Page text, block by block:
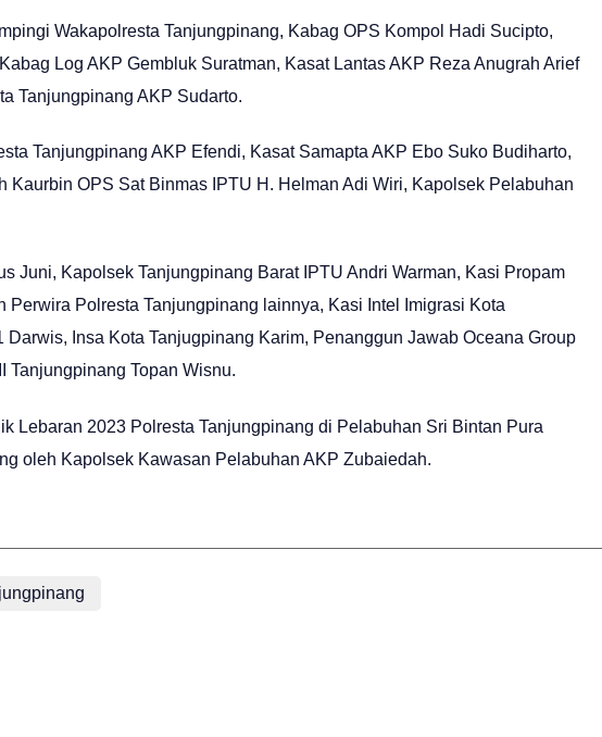
Wakapolresta Tanjungpinang, Kabag OPS Kompol Hadi Sucipto,
Log AKP Gembluk Suratman, Kasat Lantas AKP Reza Anugrah Arief
Tanjungpinang AKP Sudarto.
Tanjungpinang AKP Efendi, Kasat Samapta AKP Ebo Suko Budiharto,
Kaurbin OPS Sat Binmas IPTU H. Helman Adi Wiri, Kapolsek Pelabuhan
Juni, Kapolsek Tanjungpinang Barat IPTU Andri Warman, Kasi Propam
Perwira Polresta Tanjungpinang lainnya, Kasi Intel Imigrasi Kota
Insa Kota Tanjugpinang Karim, Penanggun Jawab Oceana Group
Tanjungpinang Topan Wisnu.
Lebaran 2023 Polresta Tanjungpinang di Pelabuhan Sri Bintan Pura
oleh Kapolsek Kawasan Pelabuhan AKP Zubaiedah.